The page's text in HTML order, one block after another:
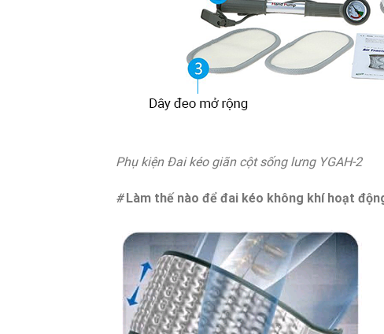
Phụ kiện Đai kéo giãn cột sống lưng YGAH-2
#Làm thế nào để đai kéo không khí hoạt